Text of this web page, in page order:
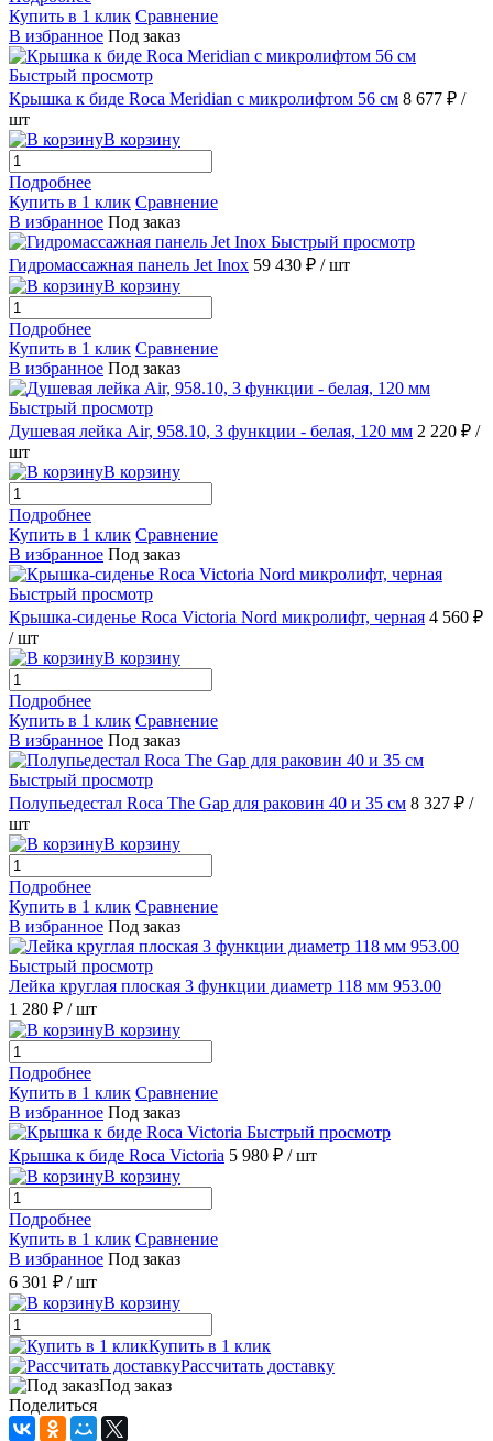
Купить в 1 клик Сравнение
В избранное Под заказ
Быстрый просмотр
Крышка к биде Roca Meridian c микролифтом 56 см 8 677 ₽ /
шт
В корзину
Подробнее
Купить в 1 клик Сравнение
В избранное Под заказ
Быстрый просмотр
Гидромассажная панель Jet Inox 59 430 ₽ / шт
В корзину
Подробнее
Купить в 1 клик Сравнение
В избранное Под заказ
Быстрый просмотр
Душевая лейка Air, 958.10, 3 функции - белая, 120 мм 2 220 ₽ /
шт
В корзину
Подробнее
Купить в 1 клик Сравнение
В избранное Под заказ
Быстрый просмотр
Крышка-сиденье Roca Victoria Nord микролифт, черная 4 560 ₽
/ шт
В корзину
Подробнее
Купить в 1 клик Сравнение
В избранное Под заказ
Быстрый просмотр
Полупьедестал Roca The Gap для раковин 40 и 35 см 8 327 ₽ /
шт
В корзину
Подробнее
Купить в 1 клик Сравнение
В избранное Под заказ
Быстрый просмотр
Лейка круглая плоская 3 функции диаметр 118 мм 953.00
1 280 ₽ / шт
В корзину
Подробнее
Купить в 1 клик Сравнение
В избранное Под заказ
Быстрый просмотр
Крышка к биде Roca Victoria 5 980 ₽ / шт
В корзину
Подробнее
Купить в 1 клик Сравнение
В избранное Под заказ
6 301 ₽ / шт
В корзину
Купить в 1 клик
Рассчитать доставку
Под заказ
Поделиться